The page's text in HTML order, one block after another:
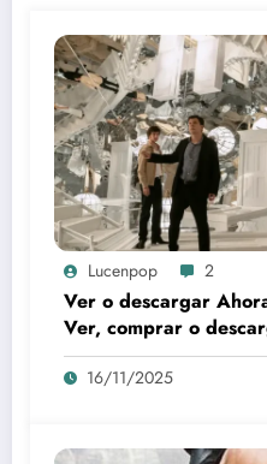
Lucenpop 2
Ver o descargar
Ver, comprar o
16/11/2025